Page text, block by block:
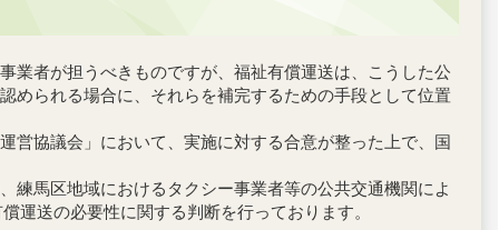
者が担うべきものですが、福祉有償運送は、こうした公
められる場合に、それらを補完するための手段として位置
協議会」において、実施に対する合意が整った上で、国
馬区地域におけるタクシー事業者等の公共交通機関によ
運送の必要性に関する判断を行っております。